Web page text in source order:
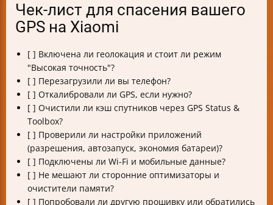
Чек-лист для спасения вашего
GPS на Xiaomi
[ ] Включена ли геолокация и стоит ли режим
"Высокая точность"?
[ ] Перезагрузили ли вы телефон?
[ ] Откалибровали ли GPS, если нужно?
[ ] Очистили ли кэш спутников через GPS Status &
Toolbox?
[ ] Проверили ли настройки приложений
(разрешения, автозапуск, экономия батареи)?
[ ] Подключены ли Wi-Fi и мобильные данные?
[ ] Не мешают ли сторонние оптимизаторы и
очистители памяти?
[ ] Попробовали ли другую прошивку или обратились